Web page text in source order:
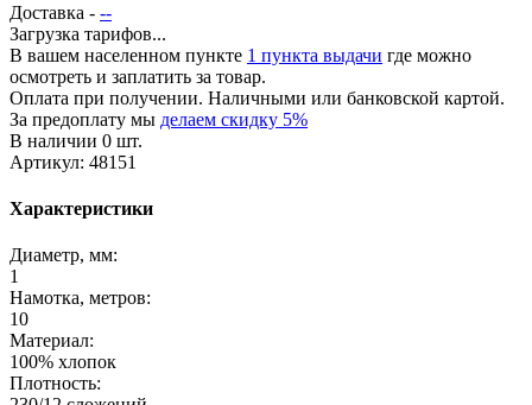
Доставка - --
Загрузка тарифов...
В вашем населенном пункте 1 пункта выдачи где можно
осмотреть и заплатить за товар.
Оплата при получении. Наличными или банковской картой.
За предоплату мы делаем скидку 5%
В наличии 0 шт.
Артикул: 48151
Характеристики
Диаметр, мм:
1
Намотка, метров:
10
Материал:
100% хлопок
Плотность: